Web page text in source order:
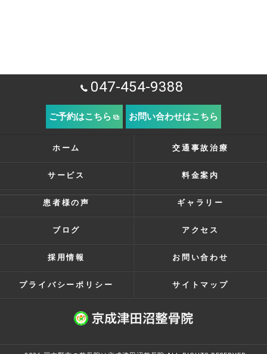
047-454-9388
ご予約はこちら お問い合わせはこちら
ホーム 交通事故治療
サービス 料金案内
患者様の声 ギャラリー
ブログ アクセス
採用情報 お問い合わせ
プライバシーポリシー サイトマップ